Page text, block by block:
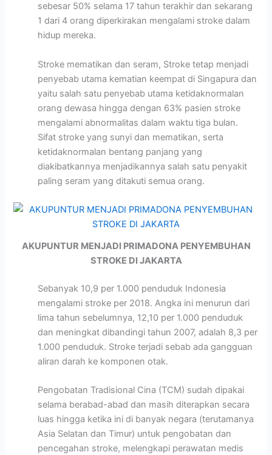
sebesar 50% selama 17 tahun terakhir dan sekarang
1 dari 4 orang diperkirakan mengalami stroke dalam
hidup mereka.
Stroke mematikan dan seram, Stroke tetap menjadi
penyebab utama kematian keempat di Singapura dan
yaitu salah satu penyebab utama ketidaknormalan
orang dewasa hingga dengan 63% pasien stroke
mengalami abnormalitas dalam waktu tiga bulan.
Sifat stroke yang sunyi dan mematikan, serta
ketidaknormalan bentang panjang yang
diakibatkannya menjadikannya salah satu penyakit
paling seram yang ditakuti semua orang.
AKUPUNTUR MENJADI PRIMADONA PENYEMBUHAN
STROKE DI JAKARTA
Sebanyak 10,9 per 1.000 penduduk Indonesia
mengalami stroke per 2018. Angka ini menurun dari
lima tahun sebelumnya, 12,10 per 1.000 penduduk
dan meningkat dibandingi tahun 2007, adalah 8,3 per
1.000 penduduk. Stroke terjadi sebab ada gangguan
aliran darah ke komponen otak.
Pengobatan Tradisional Cina (TCM) sudah dipakai
selama berabad-abad dan masih diterapkan secara
luas hingga ketika ini di banyak negara (terutamanya
Asia Selatan dan Timur) untuk pengobatan dan
pencegahan stroke, melengkapi perawatan medis